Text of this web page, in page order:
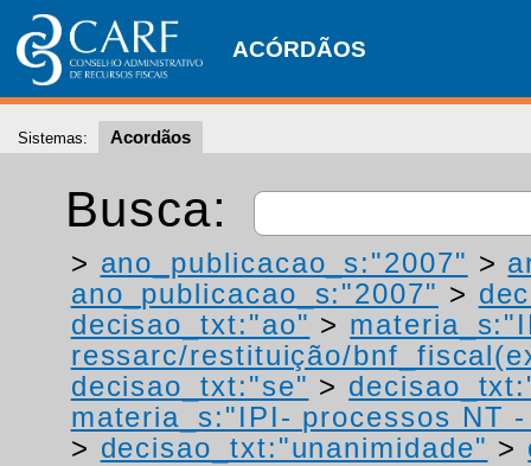
ACÓRDÃOS
Sistemas: Acordãos
Busca:
> ano_publicacao_s:"2007" >
ano_publicacao_s:"2007" >
decisao_txt:"ao" >
ressarc/restituição/
decisao_txt:"se" >
materia_s:"IPI- processos NT
> decisao_txt:"unanimidade" >